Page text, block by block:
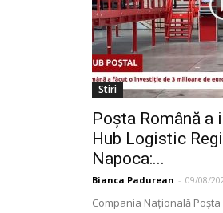
Stiri
Poșta Română a
Hub Logistic
Napoca:...
Bianca Padurean - 09/08/
Compania Națională